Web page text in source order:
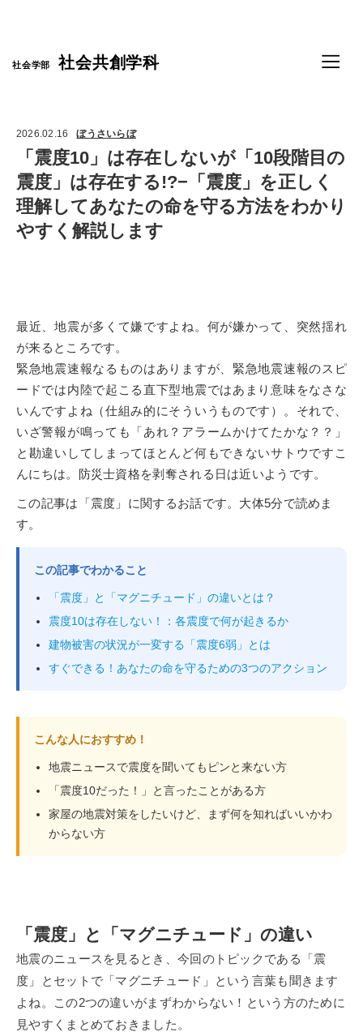
社会学部 社会共創学科
2026.02.16 ぼうさいらぼ
「震度10」は存在しないが「10段階目の
震度」は存在する!?−「震度」を正しく
理解してあなたの命を守る方法をわかり
やすく解説します
最近、地震が多くて嫌ですよね。何が嫌かって、突然揺れ
が来るところです。
緊急地震速報なるものはありますが、緊急地震速報のスピ
ードでは内陸で起こる直下型地震ではあまり意味をなさな
いんですよね（仕組み的にそういうものです）。それで、
いざ警報が鳴っても「あれ？アラームかけてたかな？？」
と勘違いしてしまってほとんど何もできないサトウですこ
んにちは。防災士資格を剥奪される日は近いようです。
この記事は「震度」に関するお話です。大体5分で読めま
す。
この記事でわかること
「震度」と「マグニチュード」の違いとは？
震度10は存在しない！：各震度で何が起きるか
建物被害の状況が一変する「震度6弱」とは
すぐできる！あなたの命を守るための3つのアクション
こんな人におすすめ！
地震ニュースで震度を聞いてもピンと来ない方
「震度10だった！」と言ったことがある方
家屋の地震対策をしたいけど、まず何を知ればいいかわ
からない方
「震度」と「マグニチュード」の違い
地震のニュースを見るとき、今回のトピックである「震
度」とセットで「マグニチュード」という言葉も聞きます
よね。この2つの違いがまずわからない！という方のために
見やすくまとめておきました。